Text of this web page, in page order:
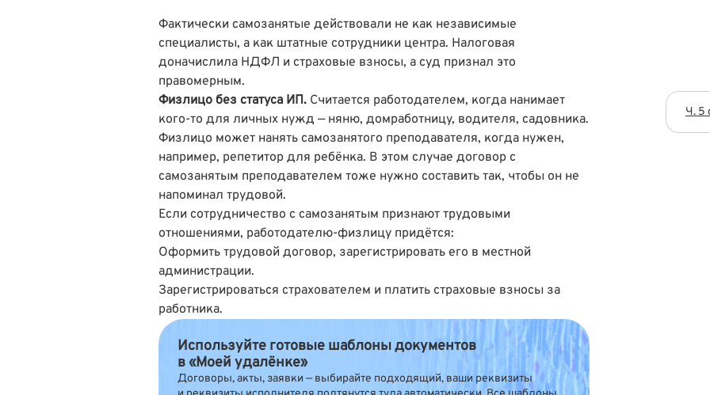
Фактически самозанятые действовали не как независимые
специалисты, а как штатные сотрудники центра. Налоговая
доначислила НДФЛ и страховые взносы, а суд признал это
правомерным.
Физлицо без статуса ИП. Считается работодателем, когда нанимает
кого-то для личных нужд — няню, домработницу, водителя, садовника.
Физлицо может нанять самозанятого преподавателя, когда нужен,
например, репетитор для ребёнка. В этом случае договор с
самозанятым преподавателем тоже нужно составить так, чтобы он не
напоминал трудовой.
Если сотрудничество с самозанятым признают трудовыми
отношениями, работодателю-физлицу придётся:
Оформить трудовой договор, зарегистрировать его в местной
администрации.
Зарегистрироваться страхователем и платить страховые взносы за
работника.
Используйте готовые шаблоны документов
в «Моей удалёнке»
Договоры, акты, заявки — выбирайте подходящий, ваши реквизиты
Ч. 5